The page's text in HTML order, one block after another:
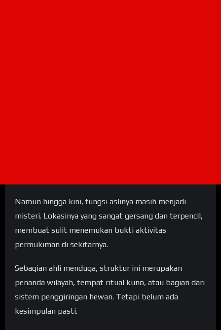
Namun hingga kini, fungsi aslinya masih menjadi
misteri. Lokasinya yang sangat gersang dan terpencil,
membuat sulit menemukan bukti aktivitas
permukiman di sekitarnya.
Sebagian ahli menduga, struktur ini merupakan
penanda wilayah, tempat ritual kuno, atau bagian dari
sistem penggiringan hewan. Tetapi belum ada
kesimpulan pasti.